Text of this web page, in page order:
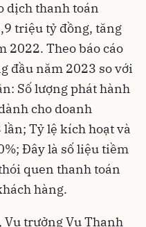
dịch thanh toán
triệu tỷ đồng, tăng
2022. Theo báo cáo
đầu năm 2023 so với
Số lượng phát hành
cho doanh
Tỷ lệ kích hoạt và
Đây là số liệu tiềm
quen thanh toán
hàng.
Vụ trưởng Vụ Thanh